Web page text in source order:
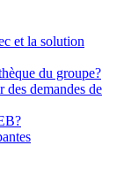
et la solution
du groupe?
demandes de